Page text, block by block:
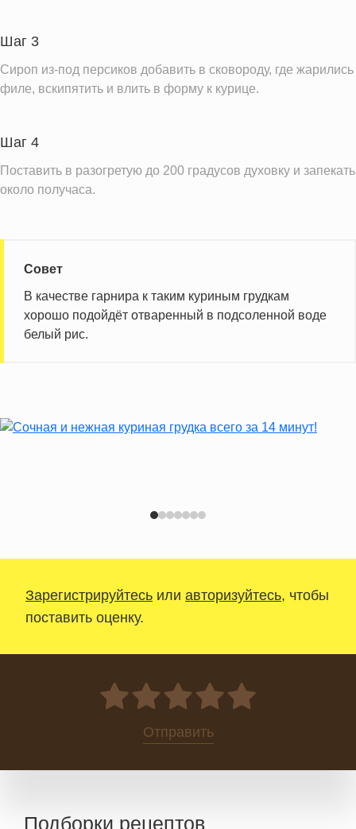
Фолиевая кислота
12.4 мкг
Витамин Е
Шаг 3
Сироп из-под персиков добавить в сковороду, где жарились
филе, вскипятить и влить в форму к курице.
Шаг 4
Поставить в разогретую до 200 градусов духовку и запекать
около получаса.
Совет
В качестве гарнира к таким куриным грудкам
хорошо подойдёт отваренный в подсоленной воде
белый рис.
Зарегистрируйтесь или авторизуйтесь, чтобы
поставить оценку.
0
Отправить
Подборки рецептов